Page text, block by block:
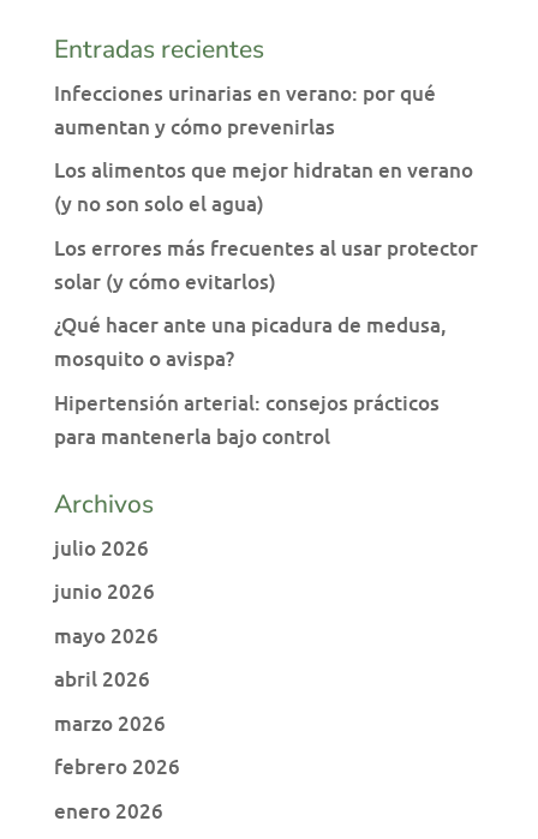
Entradas recientes
Infecciones urinarias en verano: por qué
aumentan y cómo prevenirlas
Los alimentos que mejor hidratan en verano
(y no son solo el agua)
Los errores más frecuentes al usar protector
solar (y cómo evitarlos)
¿Qué hacer ante una picadura de medusa,
mosquito o avispa?
Hipertensión arterial: consejos prácticos
para mantenerla bajo control
Archivos
julio 2026
junio 2026
mayo 2026
abril 2026
marzo 2026
febrero 2026
enero 2026